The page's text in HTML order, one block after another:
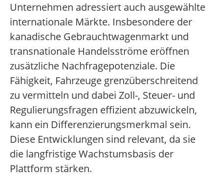
Unternehmen adressiert auch ausgewählte
internationale Märkte. Insbesondere der
kanadische Gebrauchtwagenmarkt und
transnationale Handelsströme eröffnen
zusätzliche Nachfragepotenziale. Die
Fähigkeit, Fahrzeuge grenzüberschreitend
zu vermitteln und dabei Zoll-, Steuer- und
Regulierungsfragen effizient abzuwickeln,
kann ein Differenzierungsmerkmal sein.
Diese Entwicklungen sind relevant, da sie
die langfristige Wachstumsbasis der
Plattform stärken.